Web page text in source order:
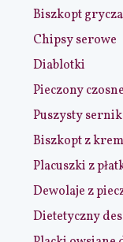
Biszkopt
Chipsy serowe
Diablotki
Pieczony
Puszysty
Biszkopt z
Placuszki z
Dewolaje z
Dietetyczny